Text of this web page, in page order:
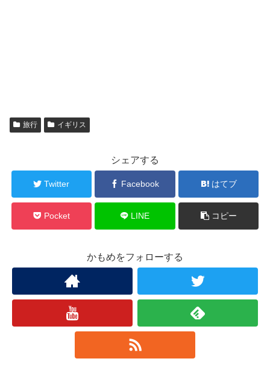
旅行 イギリス
シェアする
Twitter Facebook はてブ
Pocket LINE コピー
かもめをフォローする